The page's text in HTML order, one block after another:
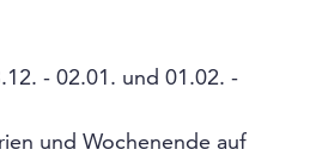
- 02.01. und 01.02. -
und Wochenende auf